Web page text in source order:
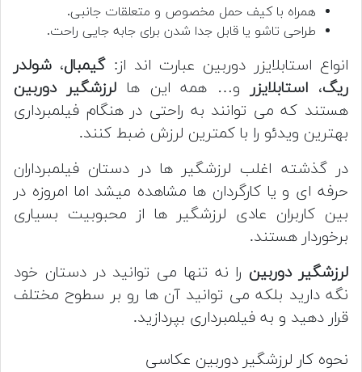
همراه با کیف حمل مخصوص و متعلقات جانبی.
طراحی تاشو یا قابل جدا شدن برای جابه جایی راحت.
انواع استابلایزر دوربین عبارت اند از:گیمبال، شولدر
ریگ، استابلایزر و… همه این هالرزشگیر دوربین
هستند که می توانند به راحتی در هنگام فیلمبرداری
بهترین ویدئو را با کمترین لرزش ضبط کنند.
در گذشته اغلب لرزشگیر ها در دستان فیلمبرداران
حرفه ای و یا کارگردان ها مشاهده میشد اما امروزه در
بین کاربران عادی لرزشگیر ها از محبوبیت بسیاری
برخوردار هستند.
لرزشگیر دوربین را نه تنها می توانید در دستان خود
نگه دارید بلکه می توانید آن ها رو بر سطوح مختلف
قرار دهید و به فیلمبرداری بپردازید.
نحوه کار لرزشگیر دوربین عکاسی